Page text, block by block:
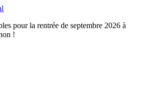
pour la rentrée de septembre 2026 à
!